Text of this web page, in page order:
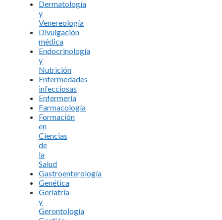
Dermatología
y
Venereología
Divulgación
médica
Endocrinología
y
Nutrición
Enfermedades
infecciosas
Enfermería
Farmacología
Formación
en
Ciencias
de
la
Salud
Gastroenterología
Genética
Geriatría
y
Gerontología